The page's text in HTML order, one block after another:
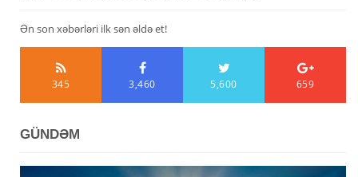
Ən son xəbərləri ilk sən əldə et!
345 3,460 5,600 659
GÜNDƏM